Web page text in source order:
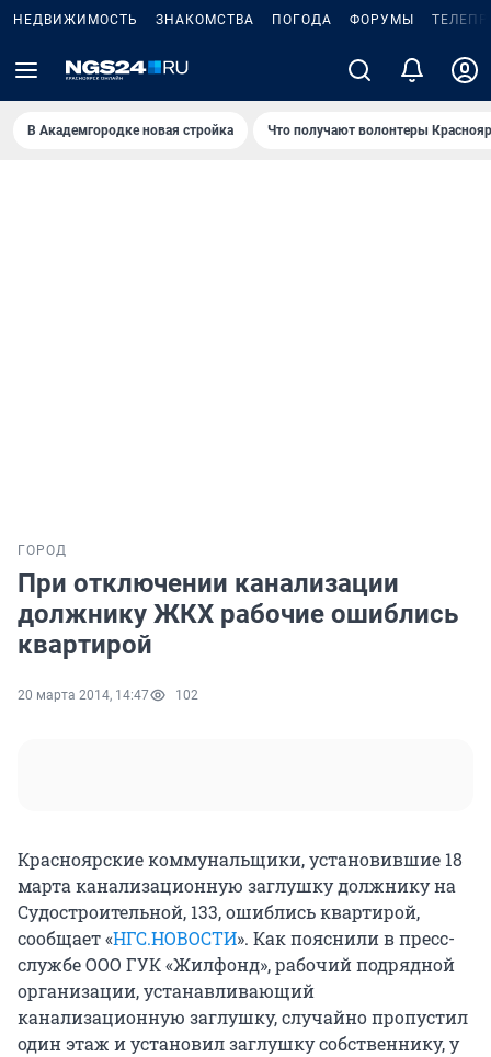
НЕДВИЖИМОСТЬ ЗНАКОМСТВА ПОГОДА ФОРУМЫ
В Академгородке новая стройка Что получают волонтеры
ГОРОД
При отключении канализации
должнику ЖКХ рабочие ошиблись
квартирой
20 марта 2014, 14:47 102
Красноярские коммунальщики, установившие 18
марта канализационную заглушку должнику на
Судостроительной, 133, ошиблись квартирой,
сообщает «НГС.НОВОСТИ». Как пояснили в пресс-
службе ООО ГУК «Жилфонд», рабочий подрядной
организации, устанавливающий
канализационную заглушку, случайно пропустил
один этаж и установил заглушку собственнику, у